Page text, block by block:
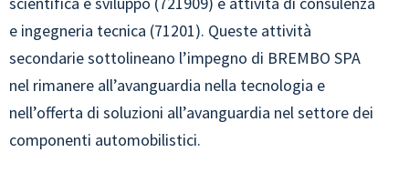
e ingegneria tecnica (71201). Queste attività
secondarie sottolineano l’impegno di BREMBO SPA
nel rimanere all’avanguardia nella tecnologia e
nell’offerta di soluzioni all’avanguardia nel settore dei
componenti automobilistici.